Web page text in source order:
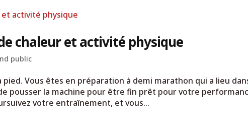
chaleur et activité physique
public
Vous êtes en préparation à demi marathon qui a lieu
pousser la machine pour être fin prêt pour votre
votre entraînement, et vous...